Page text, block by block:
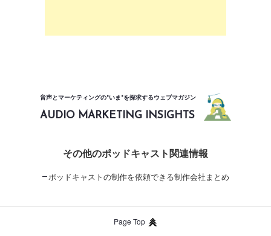
音声とマーケティングの"いま"を探求するウェブマガジン
AUDIO MARKETING INSIGHTS
その他のポッドキャスト関連情報
ポッドキャストの制作を依頼できる制作会社まとめ
Page Top